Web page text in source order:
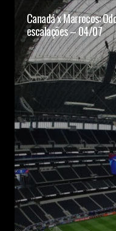
Canadá x Marrocos:
escalações – 04/07